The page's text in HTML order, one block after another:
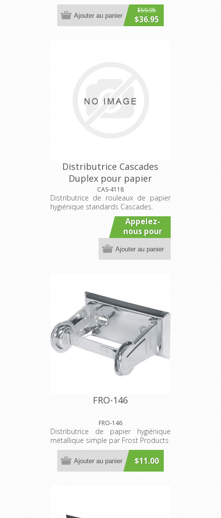
$59.95
$36.95
Ajouter au panier
Distributrice Cascades
Duplex pour papier
hygiénique
CAS-4118
Distributrice de rouleaux de papier
hygiénique standards Cascades.
Appelez-
nous pour
connaître
le prix
Ajouter au panier
FRO-146
FRO-146
Distributrice de papier hygiénique
métallique simple par Frost Products
$11.00
Ajouter au panier